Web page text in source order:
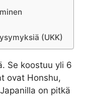
(UKK)
Se koostuu yli 6
ovat Honshu,
on pitkä